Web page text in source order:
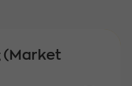
(Market